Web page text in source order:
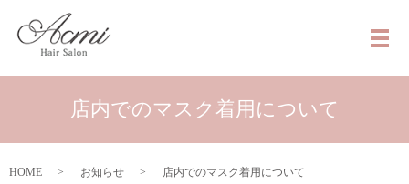
メ
店内でのマスク着用について
HOME お知らせ 店内でのマスク着用について